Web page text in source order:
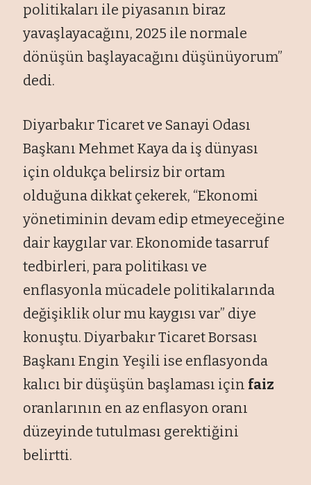
politikaları ile piyasanın biraz
yavaşlayacağını, 2025 ile normale
dönüşün başlayacağını düşünüyorum”
dedi.
Diyarbakır Ticaret ve Sanayi Odası
Başkanı Mehmet Kaya da iş dünyası
için oldukça belirsiz bir ortam
olduğuna dikkat çekerek, “Ekonomi
yönetiminin devam edip etmeyeceğine
dair kaygılar var. Ekonomide tasarruf
tedbirleri, para politikası ve
enflasyonla mücadele politikalarında
değişiklik olur mu kaygısı var” diye
konuştu. Diyarbakır Ticaret Borsası
Başkanı Engin Yeşili ise enflasyonda
kalıcı bir düşüşün başlaması için faiz
oranlarının en az enflasyon oranı
düzeyinde tutulması gerektiğini
belirtti.